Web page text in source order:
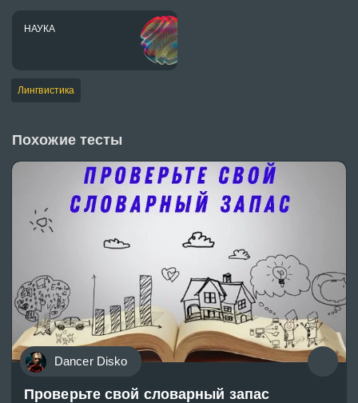
НАУКА
Лингвистика
Похожие тесты
Dancer Disko
Проверьте свой словарный запас